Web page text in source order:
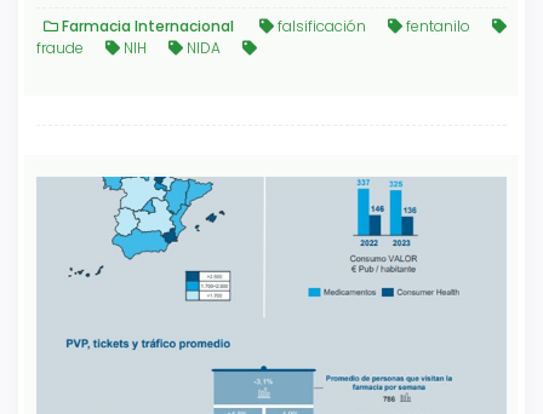
Farmacia Internacional falsificación
fentanilo
fraude
NIH NIDA